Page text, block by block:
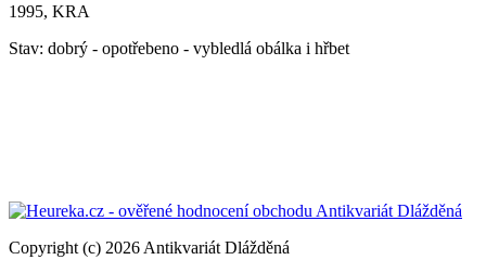
1995, KRA
Stav: dobrý - opotřebeno - vybledlá obálka i hřbet
Copyright (c) 2026 Antikvariát Dlážděná